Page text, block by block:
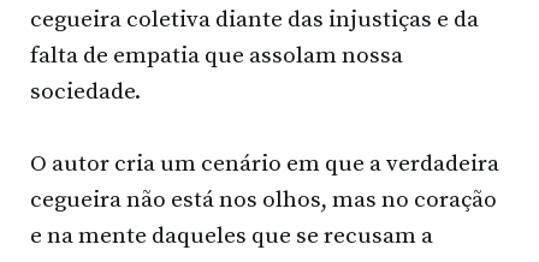
cegueira coletiva diante das injustiças e da
falta de empatia que assolam nossa
sociedade.
O autor cria um cenário em que a verdadeira
cegueira não está nos olhos, mas no coração
e na mente daqueles que se recusam a